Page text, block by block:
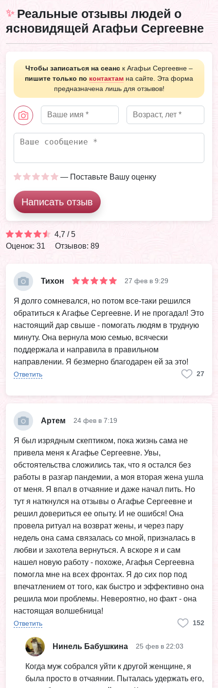
Реальные отзывы людей о
ясновидящей Агафьи Сергеевне
Чтобы записаться на сеанс к Агафьи Сергеевне –
пишите только по контактам на сайте. Эта форма
предназначена лишь для отзывов!
— Поставьте Вашу оценку
Написать отзыв
4,7 / 5
Оценок: 31
Отзывов: 89
Тихон 27 фев в 9:29
Я долго сомневался, но потом все-таки решился
обратиться к Агафье Сергеевне. И не прогадал! Это
настоящий дар свыше - помогать людям в трудную
минуту. Она вернула мою семью, всячески
поддержала и направила в правильном
направлении. Я безмерно благодарен ей за это!
Ответить 27
Артем 24 фев в 7:19
Я был изрядным скептиком, пока жизнь сама не
привела меня к Агафье Сергеевне. Увы,
обстоятельства сложились так, что я остался без
работы в разгар пандемии, а моя вторая жена ушла
от меня. Я впал в отчаяние и даже начал пить. Но
тут я наткнулся на отзывы о Агафье Сергеевне и
решил довериться ее опыту. И не ошибся! Она
провела ритуал на возврат жены, и через пару
недель она сама связалась со мной, призналась в
любви и захотела вернуться. А вскоре я и сам
нашел новую работу - похоже, Агафья Сергеевна
помогла мне на всех фронтах. Я до сих пор под
впечатлением от того, как быстро и эффективно она
решила мои проблемы. Невероятно, но факт - она
настоящая волшебница!
Ответить 152
Нинель Бабушкина 25 фев в 22:03
Когда муж собрался уйти к другой женщине, я
была просто в отчаянии. Пыталась удержать его,